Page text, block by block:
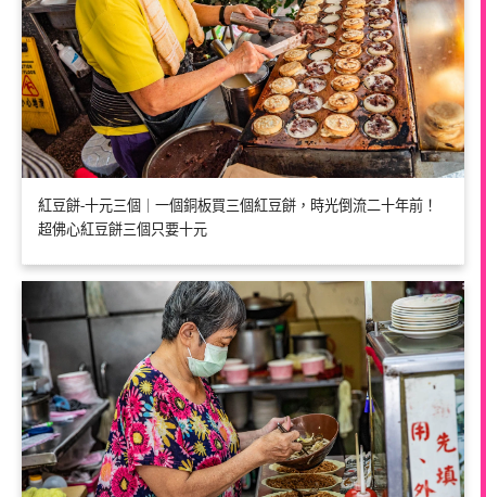
紅豆餅-十元三個｜一個銅板買三個紅豆餅，時光倒流二十年前！
超佛心紅豆餅三個只要十元